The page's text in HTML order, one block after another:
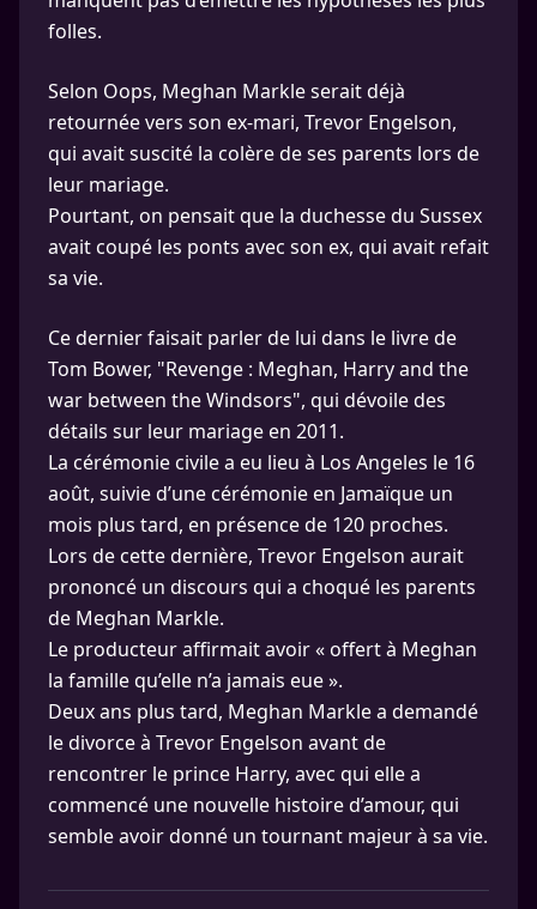
folles.
Selon Oops, Meghan Markle serait déjà
retournée vers son ex-mari, Trevor Engelson,
qui avait suscité la colère de ses parents lors de
leur mariage.
Pourtant, on pensait que la duchesse du Sussex
avait coupé les ponts avec son ex, qui avait refait
sa vie.
Ce dernier faisait parler de lui dans le livre de
Tom Bower, "Revenge : Meghan, Harry and the
war between the Windsors", qui dévoile des
détails sur leur mariage en 2011.
La cérémonie civile a eu lieu à Los Angeles le 16
août, suivie d’une cérémonie en Jamaïque un
mois plus tard, en présence de 120 proches.
Lors de cette dernière, Trevor Engelson aurait
prononcé un discours qui a choqué les parents
de Meghan Markle.
Le producteur affirmait avoir « offert à Meghan
la famille qu’elle n’a jamais eue ».
Deux ans plus tard, Meghan Markle a demandé
le divorce à Trevor Engelson avant de
rencontrer le prince Harry, avec qui elle a
commencé une nouvelle histoire d’amour, qui
semble avoir donné un tournant majeur à sa vie.